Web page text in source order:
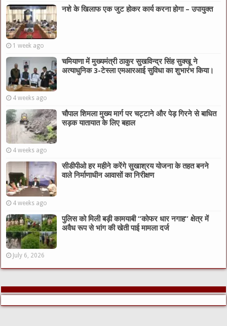
नशे के खिलाफ एक जुट होकर कार्य करना होगा – उपायुक्त
1 week ago
चमियाणा में मुख्यमंत्री ठाकुर सुखविन्द्र सिंह सुक्खू ने
अत्याधुनिक 3-टेस्ला एमआरआई सुविधा का शुभारंभ किया।
4 weeks ago
चौपाल शिमला मुख्य मार्ग पर चट्टाने और पेड़ गिरने से बाधित
सड़क यातायात के लिए बहाल
4 weeks ago
सीडीपीओ हर महीने करेंगे सुखाश्रय योजना के तहत बनने
वाले निर्माणाधीन आवासों का निरीक्षण
4 weeks ago
पुलिस को मिली बड़ी कामयाबी “कोफर धार नगाह” क्षेत्र में
अवैध रूप से भांग की खेती पाई मामला दर्ज
July 6, 2026